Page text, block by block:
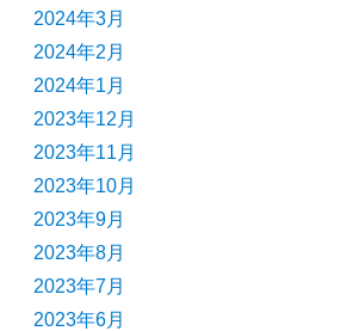
2024年3月
2024年2月
2024年1月
2023年12月
2023年11月
2023年10月
2023年9月
2023年8月
2023年7月
2023年6月